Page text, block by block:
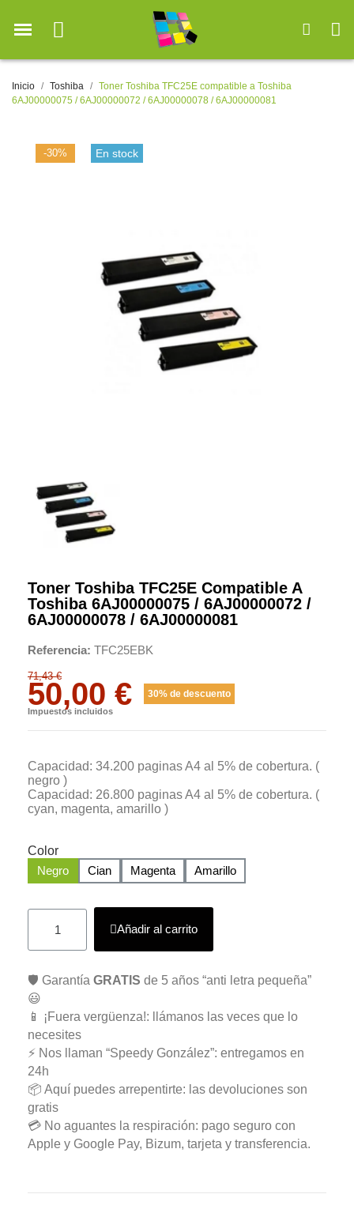
Inicio Toshiba
Toner Toshiba TFC25E compatible a Toshiba
6AJ00000075 / 6AJ00000072 / 6AJ00000078 / 6AJ00000081
-30% En stock
Toner Toshiba TFC25E Compatible A
Toshiba 6AJ00000075 / 6AJ00000072 /
6AJ00000078 / 6AJ00000081
Referencia TFC25EBK
71,43 €
50,00 € 30% de descuento
Impuestos incluidos
Capacidad: 34.200 paginas A4 al 5% de cobertura. (
negro )
Capacidad: 26.800 paginas A4 al 5% de cobertura. (
cyan, magenta, amarillo )
Color
Negro
Cian Magenta Amarillo
Añadir al carrito
🛡️ Garantía GRATIS de 5 años “anti letra pequeña”
😃
📱 ¡Fuera vergüenza!: llámanos las veces que lo
necesites
⚡ Nos llaman “Speedy González”: entregamos en
24h
📦 Aquí puedes arrepentirte: las devoluciones son
gratis
💳 No aguantes la respiración: pago seguro con
Apple y Google Pay, Bizum, tarjeta y transferencia.